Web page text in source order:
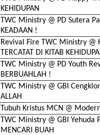
KEHIDUPAN
TWC Ministry @ PD Sutera
KEADAAN !
Revival Fire TWC Ministry @
TERCATAT DI KITAB
TWC Ministry @ PD Youth
BERBUAHLAH !
TWC Ministry @ GBI
ALLAH
Tubuh Kristus MCN @
TWC Ministry @ GBI Yehuda
MENCARI BUAH